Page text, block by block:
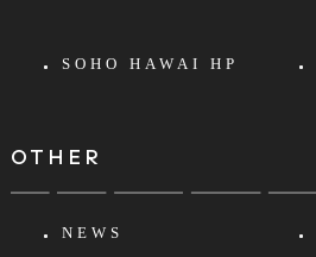
SOHO HAWAI HP
OTHER
NEWS